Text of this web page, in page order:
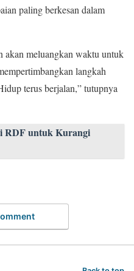
paling berkesan dalam
akan meluangkan waktu untuk
langkah
terus berjalan,” tutupnya
RDF untuk Kurangi